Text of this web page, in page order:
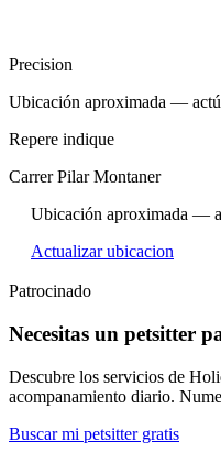
Precision
Ubicación aproximada —
Repere indique
Carrer Pilar Montaner
Ubicación aproximada —
Actualizar ubicacion
Patrocinado
Necesitas un petsitter
Descubre los servicios de
acompanamiento diario.
Buscar mi petsitter gratis